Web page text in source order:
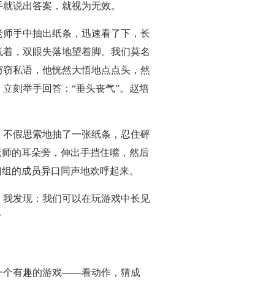
说出答案，就视为无效。
手中抽出纸条，迅速看了下，长
，双眼失落地望着脚。我们莫名
私语，他恍然大悟地点点头，然
刻举手回答：“垂头丧气”。赵培
假思索地抽了一张纸条，忍住砰
的耳朵旁，伸出手挡住嘴，然后
的成员异口同声地欢呼起来。
发现：我们可以在玩游戏中长见
个有趣的游戏——看动作，猜成